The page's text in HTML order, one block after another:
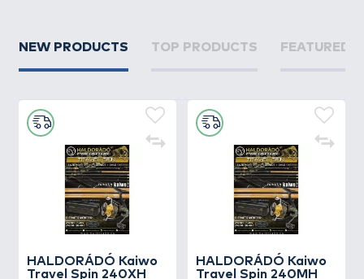
NEW PRODUCTS TOP PRODUCTS FEATURED
HALDORÁDÓ Kaiwo
Travel Spin 240XH
HALDORÁDÓ Kaiwo
Travel Spin 240MH